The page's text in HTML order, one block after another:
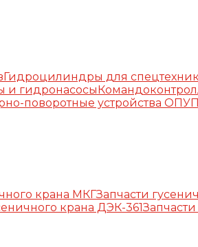
Гидроцилиндры для
и гидронасосы
поворотные устройства ОПУ
крана МКГЗапчасти
крана ДЭК-361